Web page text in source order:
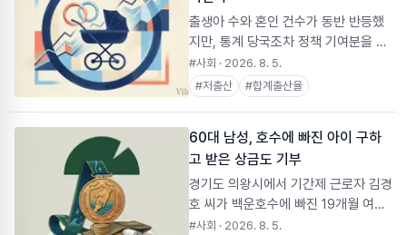
출생아 수와 혼인 건수가 동반 반등했
지만, 통계 당국조차 정책 기여분을 분
리하지 못한다고 밝혔다. 반등의 실제
동력을 데이터로 짚었다.
#사회 · 2026. 8. 5.
#저출산 #합계출산율
60대 남성, 호수에 빠진 아이 구하
고 받은 상금도 기부
경기도 의왕시에서 기간제 근로자 김경
호 씨가 백운호수에 빠진 19개월 여자
아이를 구조했다. 김 씨는 LG복지재단
#사회 · 2026. 8. 5.